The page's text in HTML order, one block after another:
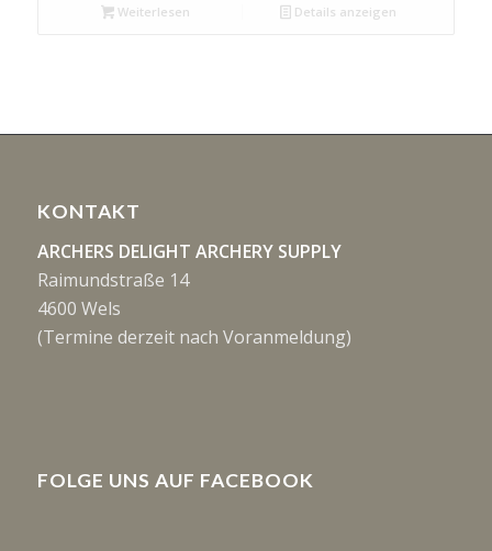
Weiterlesen Details anzeigen
KONTAKT
ARCHERS DELIGHT ARCHERY SUPPLY
Raimundstraße 14
4600 Wels
(Termine derzeit nach Voranmeldung)
FOLGE UNS AUF FACEBOOK